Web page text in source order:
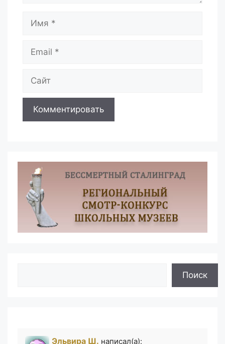
Поиск
Эльвира Ш. написал(а):